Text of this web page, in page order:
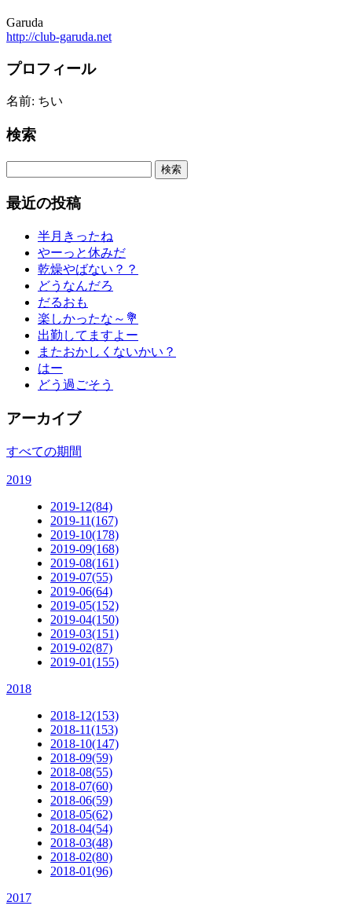
Garuda
http://club-garuda.net
プロフィール
名前: ちい
検索
最近の投稿
半月きったね
やーっと休みだ
乾燥やばない？？
どうなんだろ
だるおも
楽しかったな～💐
出勤してますよー
またおかしくないかい？
はー
どう過ごそう
アーカイブ
すべての期間
2019
2019-12(84)
2019-11(167)
2019-10(178)
2019-09(168)
2019-08(161)
2019-07(55)
2019-06(64)
2019-05(152)
2019-04(150)
2019-03(151)
2019-02(87)
2019-01(155)
2018
2018-12(153)
2018-11(153)
2018-10(147)
2018-09(59)
2018-08(55)
2018-07(60)
2018-06(59)
2018-05(62)
2018-04(54)
2018-03(48)
2018-02(80)
2018-01(96)
2017